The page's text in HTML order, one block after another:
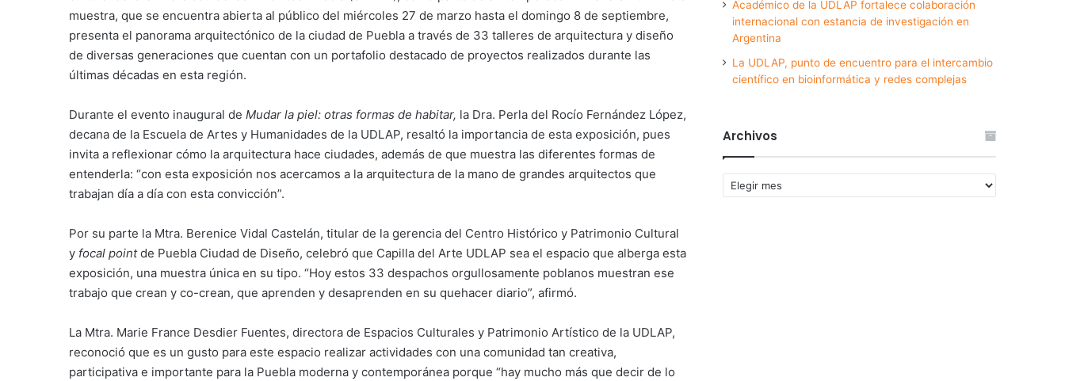
muestra, que se encuentra abierta al público del miércoles 27 de marzo hasta el domingo 8 de septiembre,
presenta el panorama arquitectónico de la ciudad de Puebla a través de 33 talleres de arquitectura y diseño
de diversas generaciones que cuentan con un portafolio destacado de proyectos realizados durante las
últimas décadas en esta región.
Durante el evento inaugural de Mudar la piel: otras formas de habitar, la Dra. Perla del Rocío Fernández López,
decana de la Escuela de Artes y Humanidades de la UDLAP, resaltó la importancia de esta exposición, pues
invita a reflexionar cómo la arquitectura hace ciudades, además de que muestra las diferentes formas de
entenderla: “con esta exposición nos acercamos a la arquitectura de la mano de grandes arquitectos que
trabajan día a día con esta convicción”.
Por su parte la Mtra. Berenice Vidal Castelán, titular de la gerencia del Centro Histórico y Patrimonio Cultural
y focal pointde Puebla Ciudad de Diseño, celebró que Capilla del Arte UDLAP sea el espacio que alberga esta
exposición, una muestra única en su tipo. “Hoy estos 33 despachos orgullosamente poblanos muestran ese
trabajo que crean y co-crean, que aprenden y desaprenden en su quehacer diario”, afirmó.
La Mtra. Marie France Desdier Fuentes, directora de Espacios Culturales y Patrimonio Artístico de la UDLAP,
reconoció que es un gusto para este espacio realizar actividades con una comunidad tan creativa,
participativa e importante para la Puebla moderna y contemporánea porque “hay mucho más que decir de lo
Académico de la UDLAP fortalece colaboración
internacional con estancia de investigación en
Argentina
La UDLAP, punto de encuentro para el intercambio
científico en bioinformática y redes complejas
Archivos
Archivos